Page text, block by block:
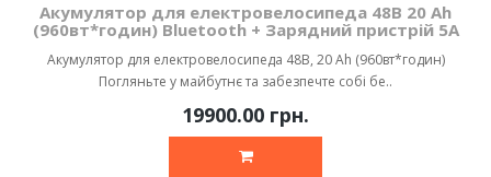
Акумулятор для електровелосипеда 48В 20 Ah
(960вт*годин) Bluetooth + Зарядний пристрій 5А
Акумулятор для електровелосипеда 48В, 20 Ah (960вт*годин)
Погляньте у майбутнє та забезпечте собі бе..
19900.00 грн.